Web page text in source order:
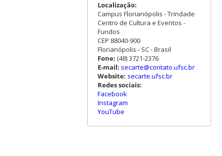
Localização:
Campus Florianópolis - Trindade
Centro de Cultura e Eventos -
Fundos
CEP 88040-900
Florianópolis - SC - Brasil
Fone: (48) 3721-2376
E-mail: secarte@contato.ufsc.br
Website: secarte.ufsc.br
Redes sociais:
Facebook
Instagram
YouTube